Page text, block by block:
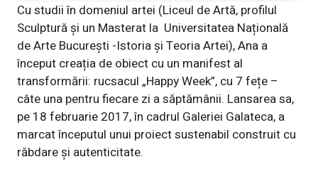
Cu studii în domeniul artei (Liceul de Artă, profilul
Sculptură și un Masterat la Universitatea Națională
de Arte București -Istoria și Teoria Artei), Ana a
început creația de obiect cu un manifest al
transformării: rucsacul „Happy Week”, cu 7 fețe –
câte una pentru fiecare zi a săptămânii. Lansarea sa,
pe 18 februarie 2017, în cadrul Galeriei Galateca, a
marcat începutul unui proiect sustenabil construit cu
răbdare și autenticitate.